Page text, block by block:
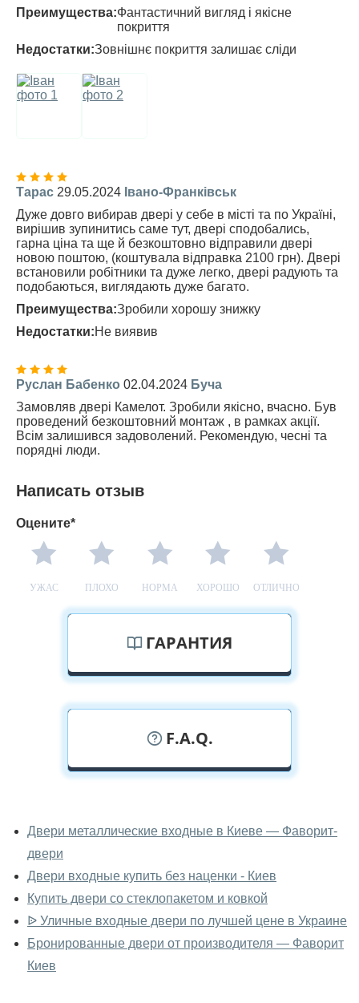
Преимущества:Фантастичний вигляд і якісне
покриття
Недостатки:Зовнішнє покриття залишає сліди
Тарас 29.05.2024 Івано-Франківськ
Дуже довго вибирав двері у себе в місті та по Україні,
вирішив зупинитись саме тут, двері сподобались,
гарна ціна та ще й безкоштовно відправили двері
новою поштою, (коштувала відправка 2100 грн). Двері
встановили робітники та дуже легко, двері радують та
подобаються, виглядають дуже багато.
Преимущества:Зробили хорошу знижку
Недостатки:Не виявив
Руслан Бабенко 02.04.2024 Буча
Замовляв двері Камелот. Зробили якісно, вчасно. Був
проведений безкоштовний монтаж , в рамках акції.
Всім залишився задоволений. Рекомендую, чесні та
порядні люди.
Написать отзыв
Оцените*
УЖАС ПЛОХО НОРМА ХОРОШО ОТЛИЧНО
ГАРАНТИЯ
F.A.Q.
металлические двери вживую?
Да, можно посмотреть металлические двери в нашем
фирменном салоне-магазине.
У вас большой магазин?
Да, у нас большой выбор межкомнатных и входных
Двери металлические входные в Киеве — Фаворит-
двери
Двери входные купить без наценки - Киев
Купить двери со стеклопакетом и ковкой
ᐉ Уличные входные двери по лучшей цене в Украине
Бронированные двери от производителя — Фаворит
Киев